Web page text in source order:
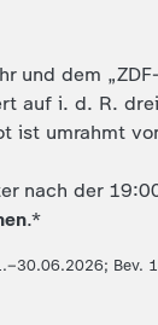
und dem
auf i. d. R.
ist umrahmt
nach der
.*